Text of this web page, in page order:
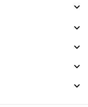




